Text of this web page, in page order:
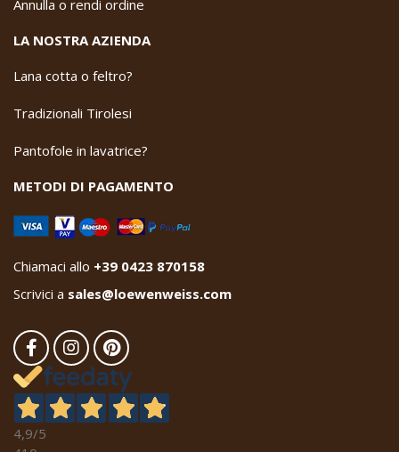
Annulla o rendi ordine
LA NOSTRA AZIENDA
Lana cotta o feltro?
Tradizionali Tirolesi
Pantofole in lavatrice?
METODI DI PAGAMENTO
Chiamaci allo +39 0423 870158
Scrivici a sales@loewenweiss.com
4,9/5